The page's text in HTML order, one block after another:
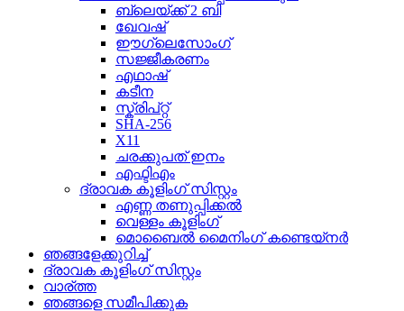
ബ്ലെയ്ക്ക് 2 ബി
ഖേവഷ്
ഈഗ്ലെസോംഗ്
സജ്ജീകരണം
എഥാഷ്
കടീന
സ്ക്രിപ്റ്റ്
SHA-256
X11
ചരക്കുപത് ഇനം
എഫ്ടിഎം
ദ്രാവക കൂളിംഗ് സിസ്റ്റം
എണ്ണ തണുപ്പിക്കൽ
വെള്ളം കൂളിംഗ്
മൊബൈൽ മൈനിംഗ് കണ്ടെയ്നർ
ഞങ്ങളേക്കുറിച്ച്
ദ്രാവക കൂളിംഗ് സിസ്റ്റം
വാര്ത്ത
ഞങ്ങളെ സമീപിക്കുക